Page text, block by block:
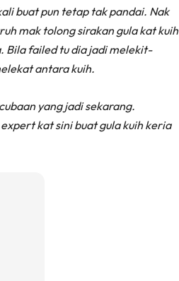
buat pun tetap tak pandai. Nak
mak tolong sirakan gula kat kuih
Bila failed tu dia jadi melekit-
antara kuih.
yang jadi sekarang.
kat sini buat gula kuih keria